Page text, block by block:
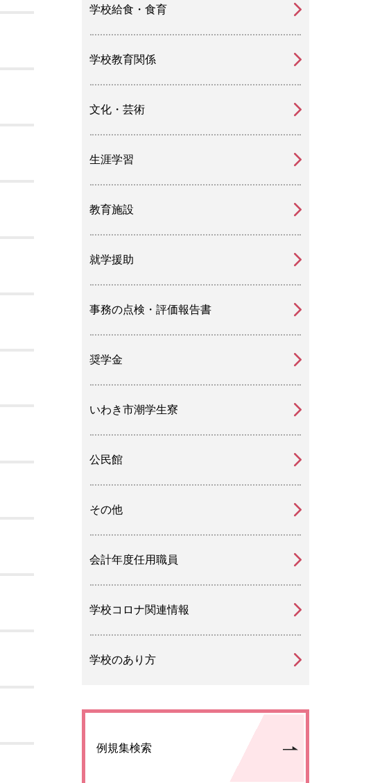
学校給食・食育
学校教育関係
文化・芸術
生涯学習
教育施設
就学援助
事務の点検・評価報告書
奨学金
いわき市潮学生寮
公民館
その他
会計年度任用職員
学校コロナ関連情報
学校のあり方
例規集検索